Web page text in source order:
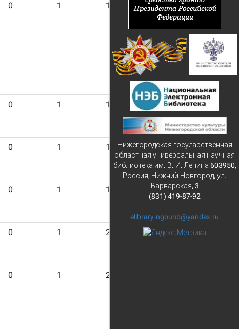
0 1 19
0 1 17
0 1 19
0 1 19
0 1 20
0 1 24
Нижегородская государственная
областная универсальная научная
библиотека им. В. И. Ленина 603950,
Россия, Нижний Новгород, ул.
Варварская, 3
(831) 419-87-92
elibrary-ngounb@yandex.ru